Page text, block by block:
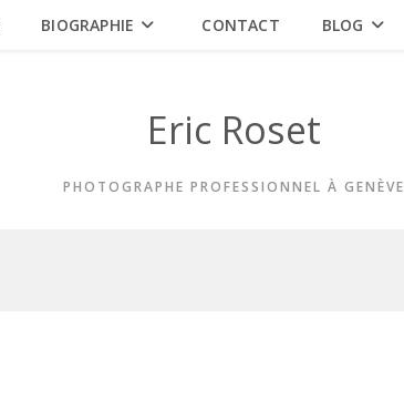
BIOGRAPHIE CONTACT BLOG
Eric Roset
PHOTOGRAPHE PROFESSIONNEL À GENÈVE